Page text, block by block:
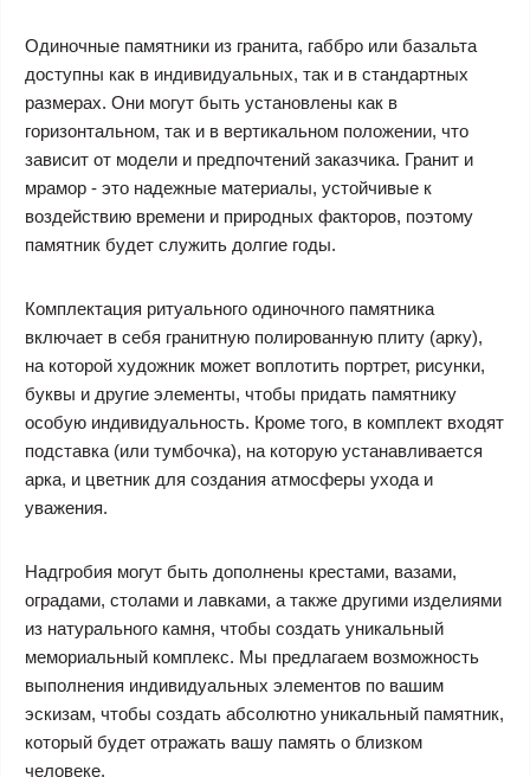
Одиночные памятники из гранита, габбро или базальта
доступны как в индивидуальных, так и в стандартных
размерах. Они могут быть установлены как в
горизонтальном, так и в вертикальном положении, что
зависит от модели и предпочтений заказчика. Гранит и
мрамор - это надежные материалы, устойчивые к
воздействию времени и природных факторов, поэтому
памятник будет служить долгие годы.
Комплектация ритуального одиночного памятника
включает в себя гранитную полированную плиту (арку),
на которой художник может воплотить портрет, рисунки,
буквы и другие элементы, чтобы придать памятнику
особую индивидуальность. Кроме того, в комплект входят
подставка (или тумбочка), на которую устанавливается
арка, и цветник для создания атмосферы ухода и
уважения.
Надгробия могут быть дополнены крестами, вазами,
оградами, столами и лавками, а также другими изделиями
из натурального камня, чтобы создать уникальный
мемориальный комплекс. Мы предлагаем возможность
выполнения индивидуальных элементов по вашим
эскизам, чтобы создать абсолютно уникальный памятник,
который будет отражать вашу память о близком
человеке.